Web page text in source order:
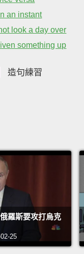
an instant
look a day over
liven something up
造句練習
羅斯要攻打烏克
25